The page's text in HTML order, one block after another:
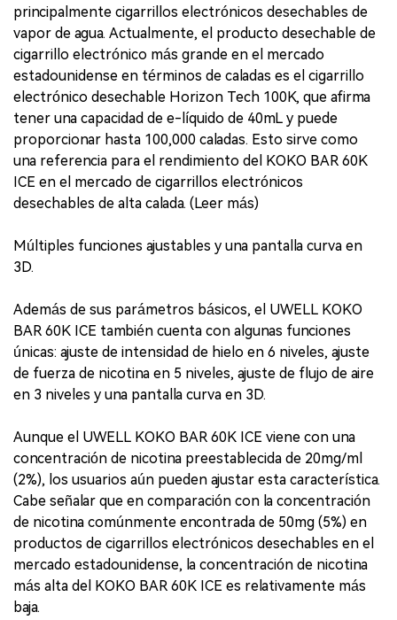
principalmente cigarrillos electrónicos desechables de
vapor de agua. Actualmente, el producto desechable de
cigarrillo electrónico más grande en el mercado
estadounidense en términos de caladas es el cigarrillo
electrónico desechable Horizon Tech 100K, que afirma
tener una capacidad de e-líquido de 40mL y puede
proporcionar hasta 100,000 caladas. Esto sirve como
una referencia para el rendimiento del KOKO BAR 60K
ICE en el mercado de cigarrillos electrónicos
desechables de alta calada. (Leer más)
Múltiples funciones ajustables y una pantalla curva en
3D.
Además de sus parámetros básicos, el UWELL KOKO
BAR 60K ICE también cuenta con algunas funciones
únicas: ajuste de intensidad de hielo en 6 niveles, ajuste
de fuerza de nicotina en 5 niveles, ajuste de flujo de aire
en 3 niveles y una pantalla curva en 3D.
Aunque el UWELL KOKO BAR 60K ICE viene con una
concentración de nicotina preestablecida de 20mg/ml
(2%), los usuarios aún pueden ajustar esta característica.
Cabe señalar que en comparación con la concentración
de nicotina comúnmente encontrada de 50mg (5%) en
productos de cigarrillos electrónicos desechables en el
mercado estadounidense, la concentración de nicotina
más alta del KOKO BAR 60K ICE es relativamente más
baja.